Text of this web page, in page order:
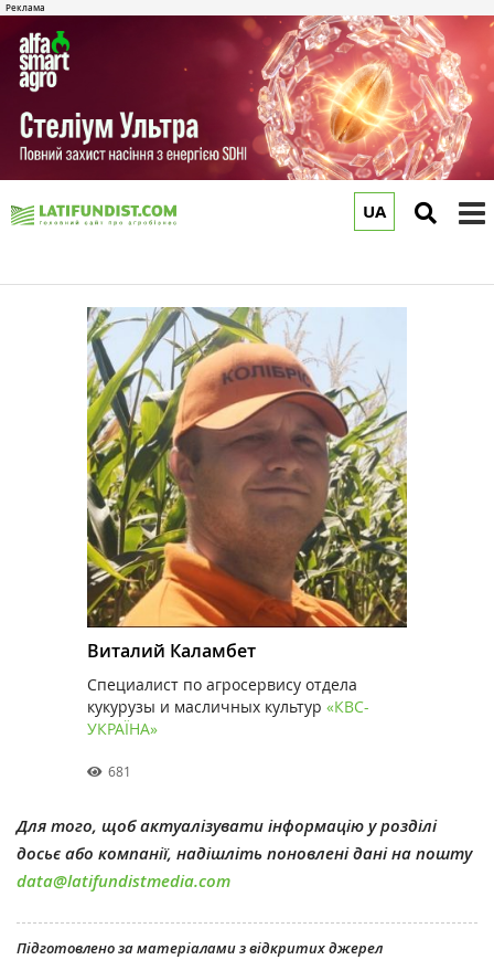
UA
Виталий Каламбет
Специалист по агросервису отдела
кукурузы и масличных культур «КВС-
УКРАЇНА»
681
Для того, щоб актуалізувати інформацію у розділі
досьє або компанії, надішліть поновлені дані на пошту
data@latifundistmedia.com
Підготовлено за матеріалами з відкритих джерел